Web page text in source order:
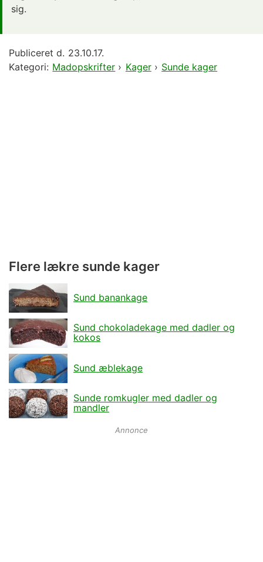
sig.
Publiceret d. 23.10.17.
Kategori: Madopskrifter › Kager› Sunde kager
Flere lækre sunde kager
Sund banankage
Sund chokoladekage med dadler og
kokos
Sund æblekage
Sunde romkugler med dadler og
mandler
Annonce